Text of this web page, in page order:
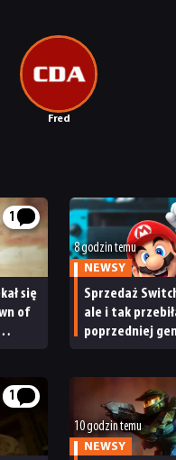
Fred
1
się
of
8 godzin temu
NEWSY
Sprzedaż
ale i tak
poprzedniej
1
10 godzin temu
NEWSY